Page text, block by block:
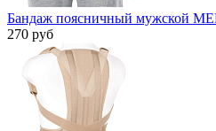
Бандаж поясничный мужской
270 руб